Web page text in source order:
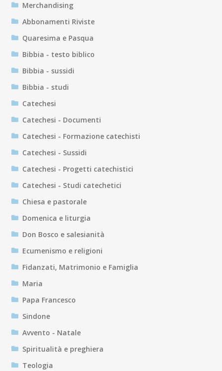
Merchandising
Abbonamenti Riviste
Quaresima e Pasqua
Bibbia - testo biblico
Bibbia - sussidi
Bibbia - studi
Catechesi
Catechesi - Documenti
Catechesi - Formazione catechisti
Catechesi - Sussidi
Catechesi - Progetti catechistici
Catechesi - Studi catechetici
Chiesa e pastorale
Domenica e liturgia
Don Bosco e salesianità
Ecumenismo e religioni
Fidanzati, Matrimonio e Famiglia
Maria
Papa Francesco
Sindone
Avvento - Natale
Spiritualità e preghiera
Teologia